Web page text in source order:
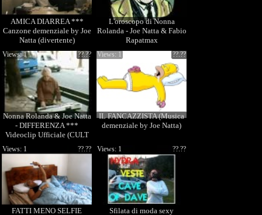
AMICA DIARREA ***
Canzone demenziale by Joe
Natta (divertente)
L'oroscopo di Nonna
Rolanda - Joe Natta & Fabio
Rapatmax
Nonna Rolanda & Joe Natta
- DIFFERENZA ***
Videoclip Ufficiale (CULT
??.??
Views: 1
IL FANCAZZISTA (Musica
demenziale by Joe Natta)
??.??
Views: 1
FATTI MENO SELFIE
??.??
Views: 1
Sfilata di moda sexy
??.??
Views: 1